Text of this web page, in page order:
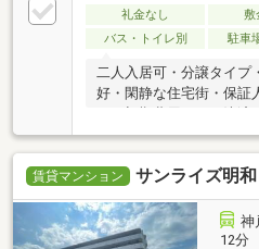
礼金なし 敷
バス・トイレ別
駐車
二人入居可・分譲タイプ
好・閑静な住宅街・保証
賃貸マンション サンライズ明和
神
12分